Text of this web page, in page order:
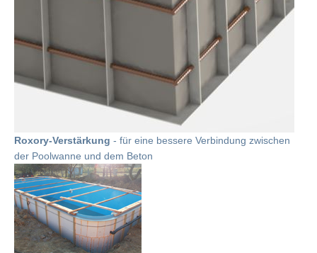
Roxory-Verstärkung - für eine bessere Verbindung zwischen
der Poolwanne und dem Beton